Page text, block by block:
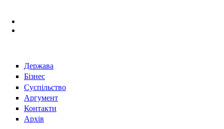
Держава
Бізнес
Суспільство
Аргумент
Контакти
Архів